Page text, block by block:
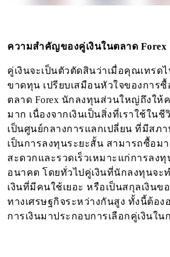
ความสำคัญของคู่เงินในตลาด Forex
คู่เงินจะเป็นตัวตัดสินว่าเมื่อคุณเทรด
ขาดทุน เปรียบเสมือนหัวใจของการ
ตลาด Forex นักลงทุนส่วนใหญ่ถึงให้
มาก เนื่องจากเงินเป็นสิ่งที่เราใช้ในชี
เป็นศูนย์กลางการแลกเปลี่ยน ที่มีสภ
เป็นการลงทุนระยะสั้น สามารถซื้อมา
สะดวกและรวดเร็วเหมาะแก่การลงทุ
อนาคต โดยทั่วไปคู่เงินที่นักลงทุนจะ
เงินที่มีคนใช้เยอะ หรือเป็นสกุลเงินข
ทางเศรษฐกิจระหว่างกันสูง ทั้งนี้ต้อง
การเงินมาประกอบการเลือกคู่เงินใน